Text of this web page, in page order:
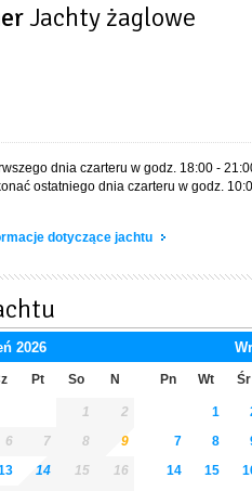
Jachty żaglowe
dnia czarteru w godz. 18:00 -
ostatniego dnia czarteru w godz.
dotyczące jachtu
2026
Pt So N
1
2
6 7 8
9
14 15
16
Pn Wt Śr
1
7
8
14
15